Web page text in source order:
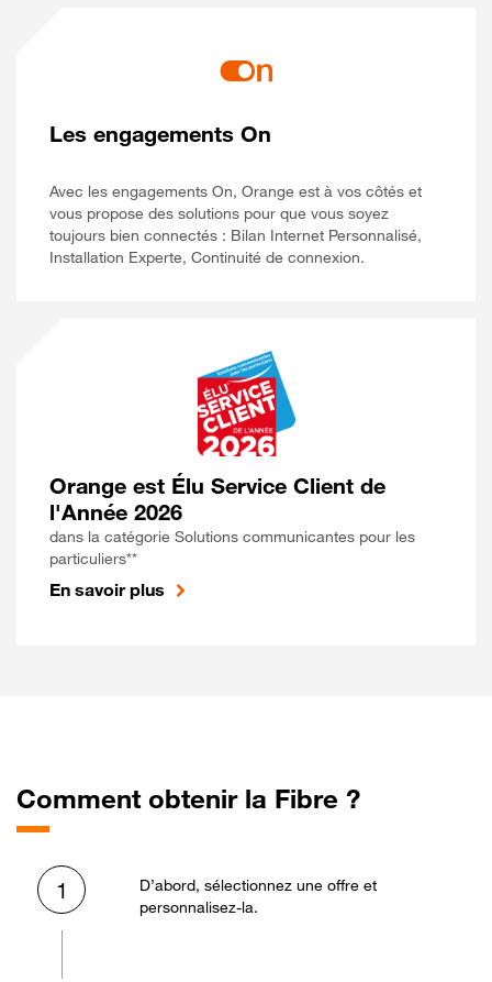
Les engagements On
Avec les engagements On, Orange est à vos côtés et
vous propose des solutions pour que vous soyez
toujours bien connectés : Bilan Internet Personnalisé,
Installation Experte, Continuité de connexion.
Orange est Élu Service Client de
l'Année 2026
dans la catégorie Solutions communicantes pour les
particuliers**
En savoir plus
Comment obtenir la Fibre ?
1
D’abord, sélectionnez une offre et
personnalisez-la.